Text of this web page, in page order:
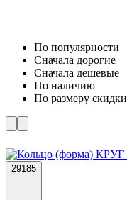
По популярности
Cначала дорогие
Cначала дешевые
По наличию
По размеру скидки
29185